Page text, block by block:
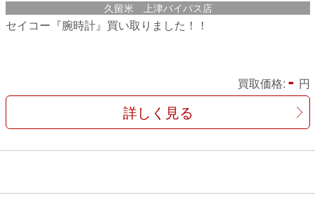
久留米 上津バイパス店
セイコー『腕時計』買い取りました！！
買取価格: - 円
詳しく見る